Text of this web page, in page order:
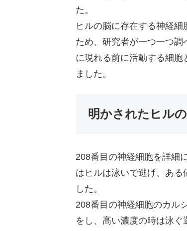
た。
ヒルの脳に存在する神経
ため、研究者が一つ一つ
に現れる前に活動する細胞
ました。
明かされたヒル
208番目の神経細胞を詳細
はヒルは泳いで逃げ、ある
した。
208番目の神経細胞のカル
をし、高い濃度の時は泳